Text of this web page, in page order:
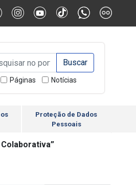
Alternar Tamanho da Fonte
de Busca de
Busca de informaçõesEnviar a Busca
Páginas Notícias
Proteção de Dados
Pessoais